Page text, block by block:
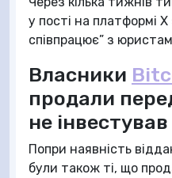
у пості на платформі
співпрацює” з
Власники
продали
не інвестував
Попри наявність
були також ті, що